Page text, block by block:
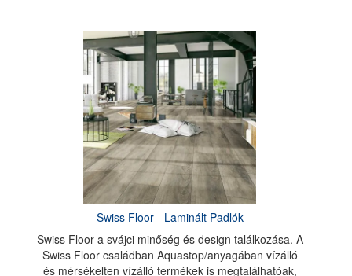
Swiss Floor - Laminált Padlók
Swiss Floor a svájci minőség és design találkozása. A
Swiss Floor családban Aquastop/anyagában vízálló
és mérsékelten vízálló termékek is megtalálhatóak,